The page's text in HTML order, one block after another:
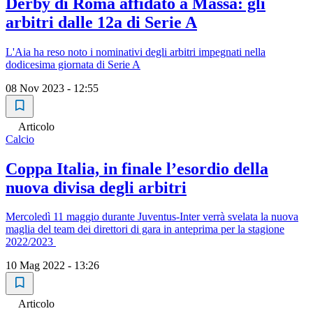
arbitri dalle 12a di Serie A
L'Aia ha reso noto i nominativi degli arbitri impegnati nella
dodicesima giornata di Serie A
08 Nov 2023 - 12:55
Articolo
Calcio
Coppa Italia, in finale l’esordio della
nuova divisa degli arbitri
Mercoledì 11 maggio durante Juventus-Inter verrà svelata la nuova
maglia del team dei direttori di gara in anteprima per la stagione
2022/2023
10 Mag 2022 - 13:26
Articolo